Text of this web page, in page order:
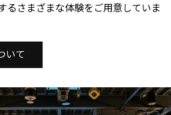
るさまざまな体験をご用意していま
いて